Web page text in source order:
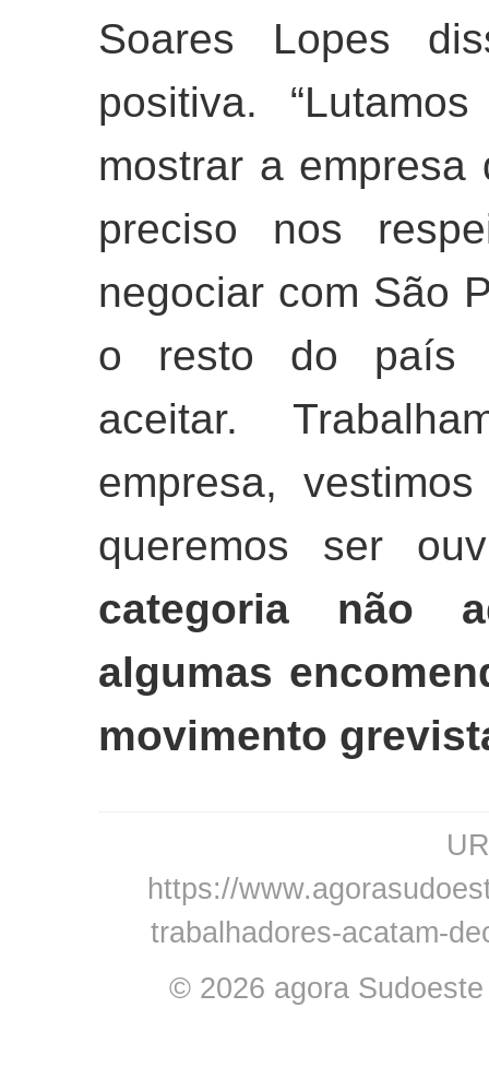
Soares Lopes
positiva.
mostrar a
preciso nos
negociar com São
o resto do país
aceitar.
empresa,
queremos ser
categoria não
algumas
movimento
https://
trabalhadores-acatam-
© 2026 agora